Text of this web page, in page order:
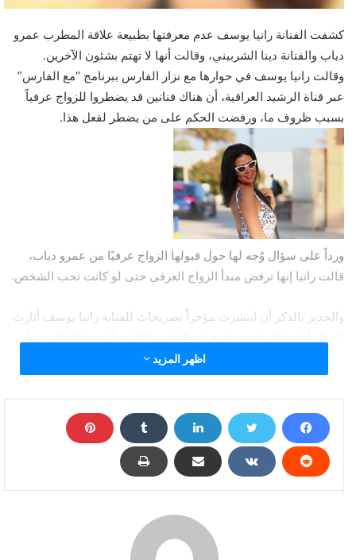
كشفت الفنانة رانيا يوسف عدم معرفتها بطبيعة علاقة المطرب عمرو
دياب والفنانة دينا الشربيني، وقالت أنها لا تهتم بشئون الآخرين.
وقالت رانيا يوسف في حوارها مع نزار الفارس ببرنامج “مع الفارس”
عبر قناة الرشيد العراقية، أن هناك فنانين قد يضطروا للزواج عرفياً
بسبب ظروف ما، ورفضت الحكم على من يضطر لفعل هذا.
ورداً على سؤال وُجه لها حول قبولها الزواج عرفيًا من عمرو دياب،
قالت رانيا إنها ترفض مبدأ الزواج العرفي حتى لو كانت تحب الشخص.
والجدير بالذكر أن انتشرت مؤخراً تصريحات للفنانة رانيا يوسف أثارت
الفارس ويُعرض على إحدى القنوات العراقية.وكشفت رانيا يوسف أنها
لم تتعامل مع مقدم البرنامج بالذكاء الكافي مع اسئلة المذيع الجريئة،
وأن كل ما فكرت فيه هو أن أي رد فعل سلبي منها قد يتسبب في أزمة
بين مصر والعراق.
وحاولت رانيا مجاراة المذيع في هذه الأشئلة بشكل يجعل المقابلة تمر
مرور الكرام دون حدوث أي مشاكل.
وأضافت رانيا أنها أعلمت المذيع اعتراضهابعد نشر الإعلان الدعائي
وقالت أنها شعرت أنه يستغلها من أجل إثارة الجدل وجذب انتباه مواقع
اظهر المزيد